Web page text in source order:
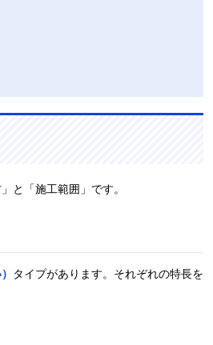
と「施工範囲」です。
タイプがあります。それぞれの特長を